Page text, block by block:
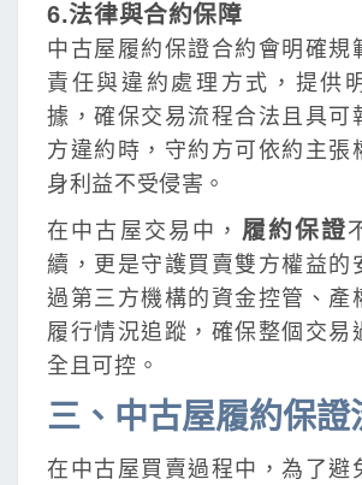
6.法律與合約保障
中古屋履約保證合約會明確規
責任與違約處理方式，提供
據，確保交易流程合法且具可
方違約時，守約方可依約主張
身利益不受侵害。
在中古屋交易中， 履約保證
續，更是守護買賣雙方權益的
過第三方機構的資金控管、產
履行情況追蹤，確保整個交易
全且可控。
三、中古屋履約保證
在中古屋買賣過程中，為了避